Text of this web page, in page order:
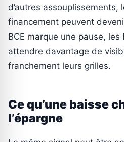
d’autres assouplissements,
financement peuvent
BCE marque une pause,
attendre davantage de
franchement leurs grilles.
Ce qu’une baisse
l’épargne